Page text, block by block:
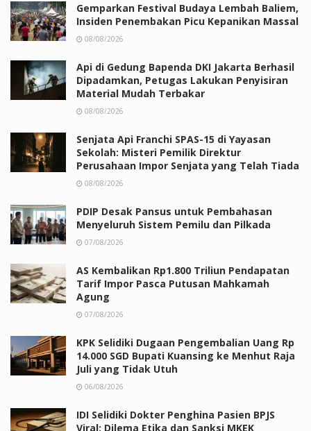
Gemparkan Festival Budaya Lembah Baliem,
Insiden Penembakan Picu Kepanikan Massal
08/08/2026
Api di Gedung Bapenda DKI Jakarta Berhasil
Dipadamkan, Petugas Lakukan Penyisiran
Material Mudah Terbakar
08/08/2026
Senjata Api Franchi SPAS-15 di Yayasan
Sekolah: Misteri Pemilik Direktur
Perusahaan Impor Senjata yang Telah Tiada
08/08/2026
PDIP Desak Pansus untuk Pembahasan
Menyeluruh Sistem Pemilu dan Pilkada
07/08/2026
AS Kembalikan Rp1.800 Triliun Pendapatan
Tarif Impor Pasca Putusan Mahkamah
Agung
07/08/2026
KPK Selidiki Dugaan Pengembalian Uang Rp
14.000 SGD Bupati Kuansing ke Menhut Raja
Juli yang Tidak Utuh
06/08/2026
IDI Selidiki Dokter Penghina Pasien BPJS
Viral: Dilema Etika dan Sanksi MKEK